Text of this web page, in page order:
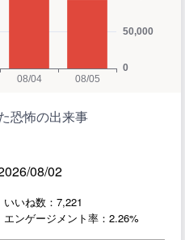
恐怖の出来事
08/02
いいね数：7,221
エンゲージメント率：2.26%